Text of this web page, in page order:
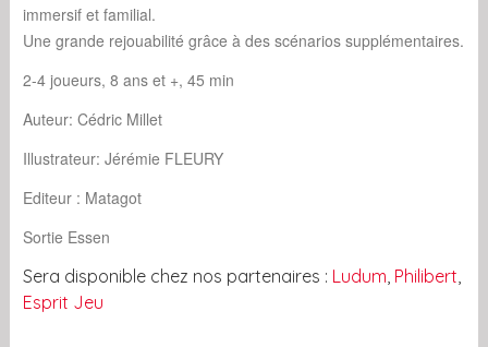
immersif et familial.
Une grande rejouabilité grâce à des scénarios supplémentaires.
2-4 joueurs, 8 ans et +, 45 min
Auteur: Cédric Millet
Illustrateur: Jérémie FLEURY
Editeur : Matagot
Sortie Essen
Sera disponible chez nos partenaires : Ludum, Philibert,
Esprit Jeu